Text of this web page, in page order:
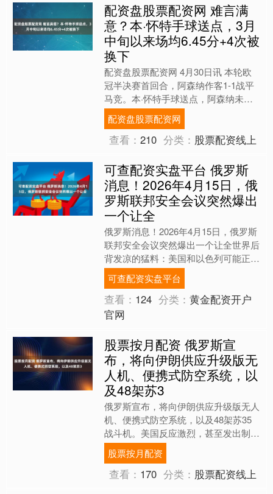
配资盘股票配资网 难言满
意？本·怀特手球送点，3月
中旬以来场均6.45分+4次被
换下
配资盘股票配资网 4月30日讯 本轮欧
冠半决赛首回合，阿森纳作客1-1战平
马竞。本·怀特手球送点，阿森纳未能
在客场取胜。 而数据统计显示，自欧
冠16强战次回合以....
配资盘股票配资网
查看：210 分类： 股票配资线上
可查配资实盘平台 俄罗斯
消息！2026年4月15日，俄
罗斯联邦安全会议突然爆出
一个让全
俄罗斯消息！2026年4月15日，俄罗斯
联邦安全会议突然爆出一个让全世界后
背发凉的猛料：美国和以色列可能正在
利用眼下的和平谈判可查配资实盘平
台，为对伊朗发动地面....
可查配资实盘平台
查看： 124 分类：黄金配资开户
官网
股票按月配资 俄罗斯宣
布，将向伊朗供应升级版无
人机、便携式防空系统，以
及48架苏3
俄罗斯宣布，将向伊朗供应升级版无人
机、便携式防空系统，以及48架苏35
战斗机。美国反应激烈，甚至发出制裁
威胁。 俄外长拉夫罗夫，用一番硬气
回应，直接撕破美国的双....
股票按月配资
查看： 170 分类： 股票配资线上